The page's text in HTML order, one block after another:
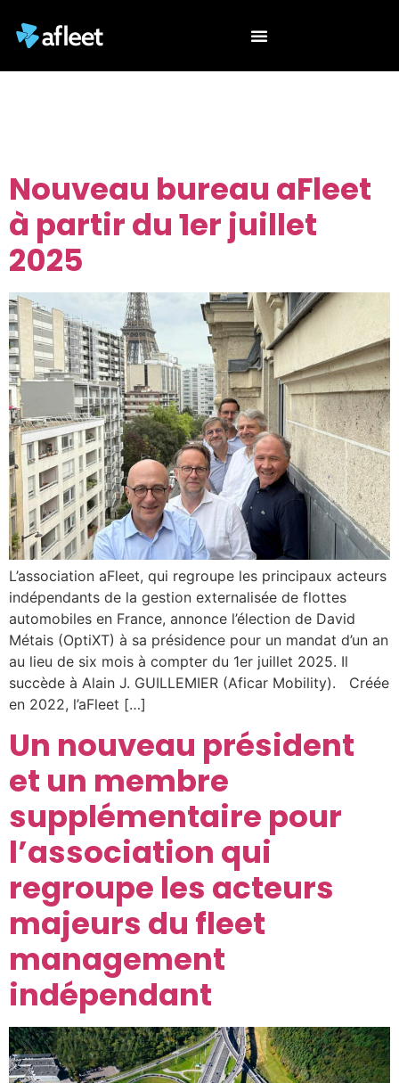
Nouveau bureau aFleet
à partir du 1er juillet
2025
L’association aFleet, qui regroupe les principaux acteurs
indépendants de la gestion externalisée de flottes
automobiles en France, annonce l’élection de David
Métais (OptiXT) à sa présidence pour un mandat d’un an
au lieu de six mois à compter du 1er juillet 2025. Il
succède à Alain J. GUILLEMIER (Aficar Mobility). Créée
en 2022, l’aFleet […]
Un nouveau président
et un membre
supplémentaire pour
l’association qui
regroupe les acteurs
majeurs du fleet
management
indépendant